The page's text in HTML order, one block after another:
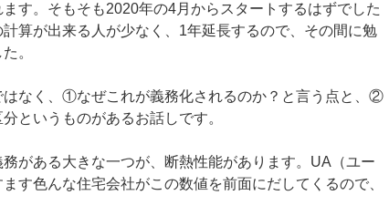
す。そもそも2020年の4月からスタートするはずでした
算が出来る人が少なく、1年延長するので、その間に勉
。
はなく、①なぜこれが義務化されるのか？と言う点と、②
というものがあるお話しです。
がある大きな一つが、断熱性能があります。UA（ユー
す色んな住宅会社がこの数値を前面にだしてくるので、